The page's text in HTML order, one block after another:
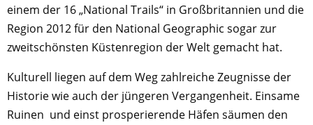
einem der 16 „National Trails“ in Großbritannien und die
Region 2012 für den National Geographic sogar zur
zweitschönsten Küstenregion der Welt gemacht hat.
Kulturell liegen auf dem Weg zahlreiche Zeugnisse der
Historie wie auch der jüngeren Vergangenheit. Einsame
Ruinen und einst prosperierende Häfen säumen den